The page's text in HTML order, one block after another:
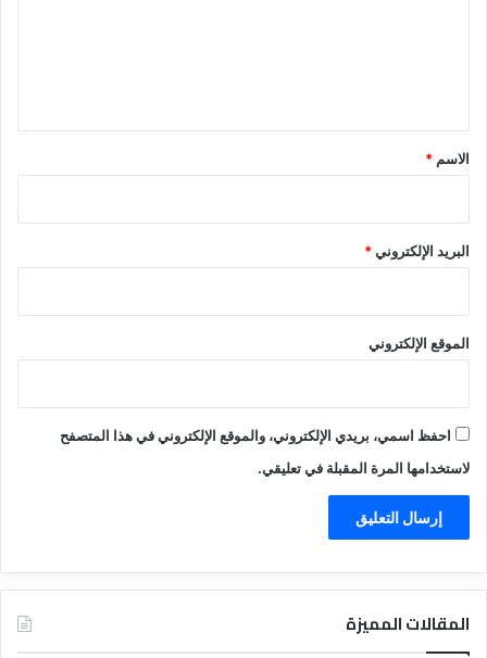
*
الاسم *
البريد الإلكتروني*
الموقع الإلكتروني
احفظ اسمي، بريدي الإلكتروني، والموقع الإلكتروني في هذا المتصفح
لاستخدامها المرة المقبلة في تعليقي.
المقالات المميزة